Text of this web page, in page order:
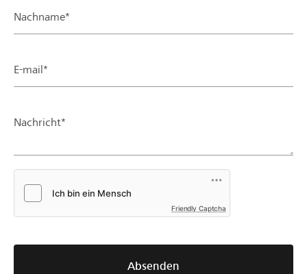
Nachname*
E-mail*
Nachricht*
Friendly Captcha
Absenden